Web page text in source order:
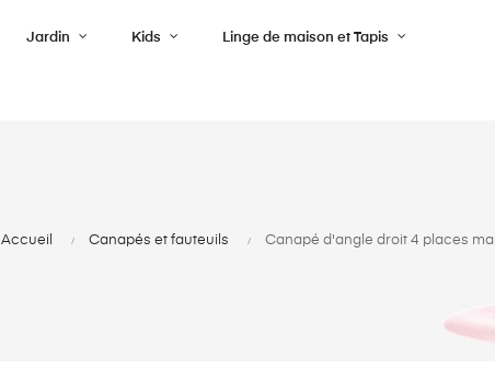
Jardin Kids Linge de maison et Tapis
Accueil Canapés et fauteuils Canapé d'angle droit 4 places